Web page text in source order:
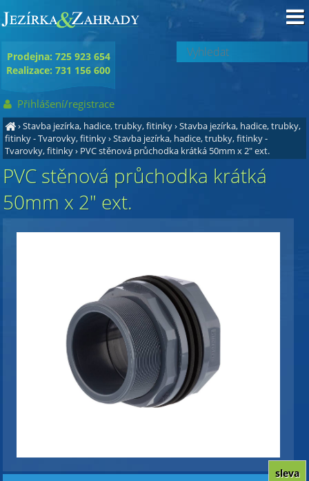
›Stavba jezírka, hadice, trubky, fitinky›Stavba jezírka, hadice, trubky,
fitinky - Tvarovky, fitinky›Stavba jezírka, hadice, trubky, fitinky -
Tvarovky, fitinky› PVC stěnová průchodka krátká 50mm x 2" ext.
PVC stěnová průchodka krátká
50mm x 2" ext.
sleva
Prodejna: 725 923 654
Realizace: 731 156 600
Přihlášení/registrace